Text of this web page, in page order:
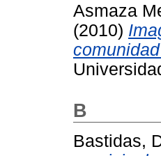
Asmaza
(2010)
B
Bastidas,